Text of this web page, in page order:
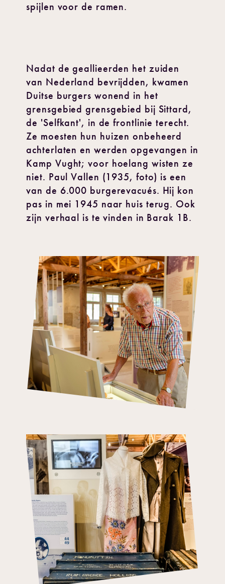
spijlen voor de ramen.
Nadat de geallieerden het zuiden
van Nederland bevrijdden, kwamen
Duitse burgers wonend in het
grensgebied grensgebied bij Sittard,
de 'Selfkant', in de frontlinie terecht.
Ze moesten hun huizen onbeheerd
achterlaten en werden opgevangen in
Kamp Vught; voor hoelang wisten ze
niet. Paul Vallen (1935, foto) is een
van de 6.000 burgerevacués. Hij kon
pas in mei 1945 naar huis terug. Ook
zijn verhaal is te vinden in Barak 1B.